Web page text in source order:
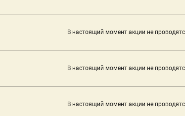
В настоящий момент акции не
В настоящий момент акции не
В настоящий момент акции не